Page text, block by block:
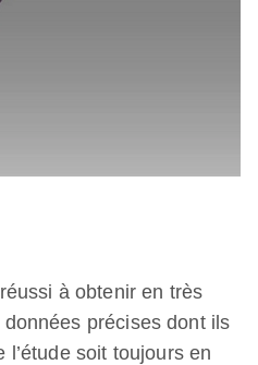
à obtenir en très
précises dont ils
soit toujours en